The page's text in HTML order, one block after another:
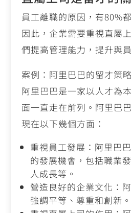
員工離職的原因，有80%
因此，企業需要重視直屬
們提高管理能力，提升與
案例：阿里巴巴的留才策略
阿里巴巴是一家以人才為
面一直走在前列。阿里巴
現在以下幾個方面：
重視員工發展：阿里巴
的發展機會，包括職業
人成長等。
營造良好的企業文化：
強調平等、尊重和創新。